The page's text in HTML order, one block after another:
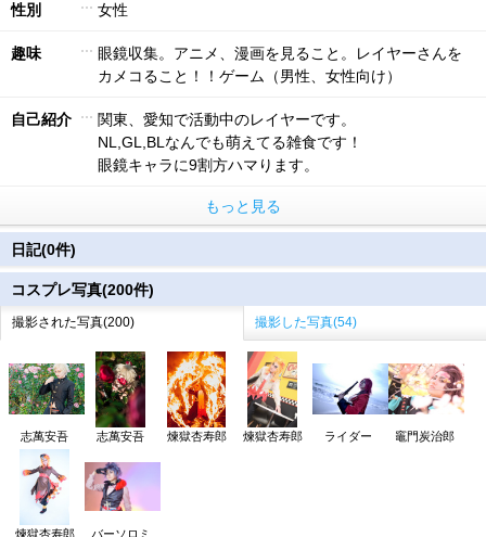
性別 女性
趣味
眼鏡収集。アニメ、漫画を見ること。レイヤーさんを
カメコること！！ゲーム（男性、女性向け）
自己紹介
関東、愛知で活動中のレイヤーです。
NL,GL,BLなんでも萌えてる雑食です！
眼鏡キャラに9割方ハマります。
もっと見る
日記(0件)
コスプレ写真(200件)
撮影された写真(200) 撮影した写真(54)
志萬安吾 志萬安吾 煉獄杏寿郎 煉獄杏寿郎 ライダー 竈門炭治郎
煉獄杏寿郎 バーソロミ